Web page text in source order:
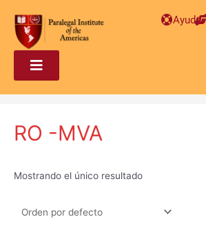
Ayuda
RO -MVA
Mostrando el único resultado